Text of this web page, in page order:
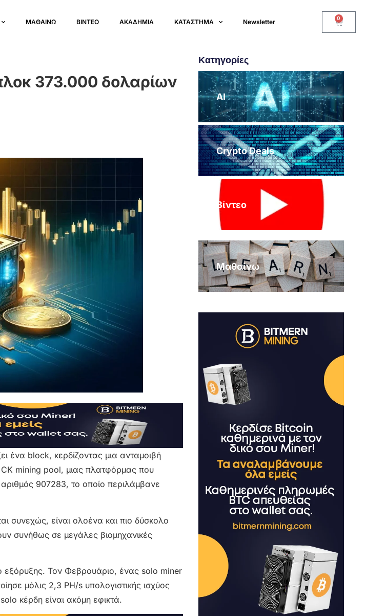
ΜΑΘΑΙΝΩ ΒΙΝΤΕΟ ΑΚΑΔΗΜΙΑ ΚΑΤΑΣΤΗΜΑ Newsletter 0
373.000 δολαρίων
ένα block, κερδίζοντας μια ανταμοιβή
mining pool, μιας πλατφόρμας που
907283, το οποίο περιλάμβανε
συνεχώς, είναι ολοένα και πιο δύσκολο
συνήθως σε μεγάλες βιομηχανικές
εξόρυξης. Τον Φεβρουάριο, ένας solo miner
μόλις 2,3 PH/s υπολογιστικής ισχύος
κέρδη είναι ακόμη εφικτά.
Κατηγορίες
AI
Crypto Deals
Βίντεο
Μαθαίνω